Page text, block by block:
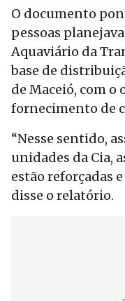
O documento
pessoas
Aquaviário da
base de
de Maceió, com
fornecimento de
“Nesse sentido,
unidades da Cia,
estão reforçadas
disse o relatório.